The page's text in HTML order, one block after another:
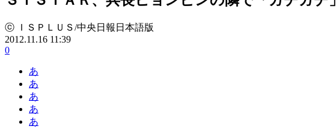
ⓒ ＩＳＰＬＵＳ/中央日報日本語版
2012.11.16 11:39
0
あ
あ
あ
あ
あ